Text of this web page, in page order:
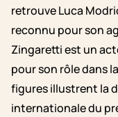
retrouve Luca
reconnu pour son
Zingaretti est un
pour son rôle dans
figures illustrent la
internationale du